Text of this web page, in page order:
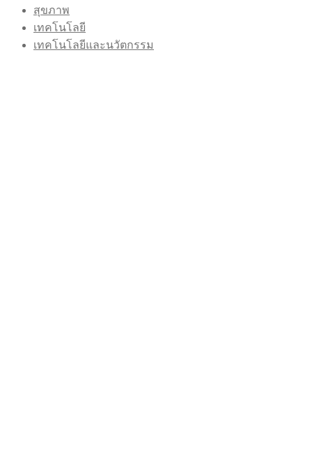
สุขภาพ
เทคโนโลยี
เทคโนโลยีและนวัตกรรม